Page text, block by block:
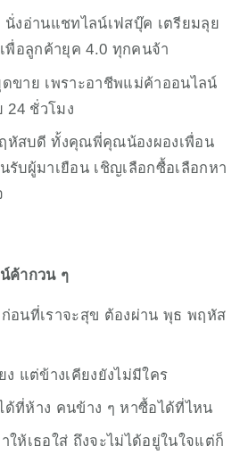
นั่งอ่านแชทไลน์เฟสบุ๊ค เตรียมลุย
เพื่อลูกค้ายุค 4.0 ทุกคนจ้า
ขาย เพราะอาชีพแม่ค้าออนไลน์
24 ชั่วโมง
หัสบดี ทั้งคุณพี่คุณน้องผองเพื่อน
รับผู้มาเยือน เชิญเลือกซื้อเลือกหา
ค้ากวน ๆ
อนที่เราจะสุข ต้องผ่าน พุธ พฤหัส
ง แต่ข้างเคียงยังไม่มีใคร
ที่ห้าง คนข้าง ๆ หาซื้อได้ที่ไหน
ให้เธอใส่ ถึงจะไม่ได้อยู่ในใจแต่ก็